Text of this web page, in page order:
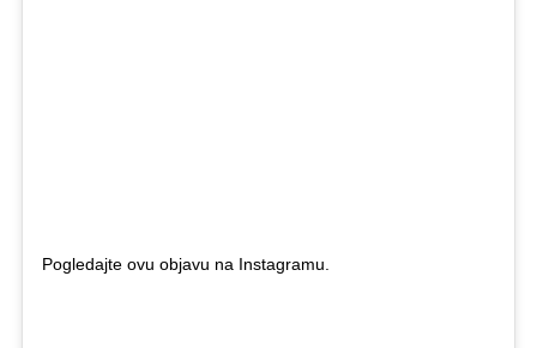
Pogledajte ovu objavu na Instagramu.